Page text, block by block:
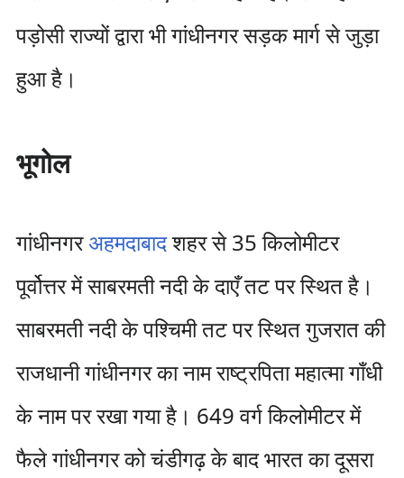
पड़ोसी राज्यों द्वारा भी गांधीनगर सड़क मार्ग से जुड़ा
हुआ है।
भूगोल
गांधीनगरअहमदाबादशहर से 35 किलोमीटर
पूर्वोत्तर में साबरमती नदी के दाएँ तट पर स्थित है।
साबरमती नदी के पश्चिमी तट पर स्थित गुजरात की
राजधानी गांधीनगर का नाम राष्ट्रपिता महात्मा गाँधी
के नाम पर रखा गया है। 649 वर्ग किलोमीटर में
फैले गांधीनगर को चंडीगढ़ के बाद भारत का दूसरा